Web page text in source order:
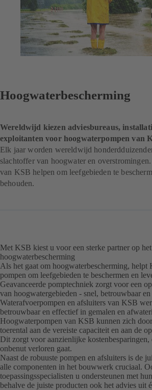
Hoogwaterbescherming
Wereldwijd kiezen adviesbureaus,
exploitanten voor hoogwaterpompen van
Elk jaar worden wereldwijd
slachtoffer van hoogwater en
van KSB helpen om leefgebieden te
behouden.
Met KSB kiest u voor een sterke partner op
hoogwaterbescherming
Als het gaat om hoogwaterbescherming, helpt
pompen om leefgebieden te beschermen en
Geavanceerde pomptechniek zorgt voor een
van hoogwatergebieden - snel, betrouwbaar en
Waterafvoerpompen en afsluiters van KSB
betrouwbaar en effectief in gemalen en
Hoogwaterpompen van KSB kunnen zich
toerental aan de vereiste capaciteit en aan de
Dit zorgt voor aanzienlijke kostenbesparingen,
onbenut verloren gaat.
Naast de robuuste pompen en afsluiters is de
alle componenten in het bouwwerk cruciaal.
toepassingsspecialisten u ondersteunen met
behalve de juiste producten ook het advies uit